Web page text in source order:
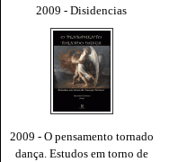
2009 - Disidencias
2009 - O pensamento tornado
dança. Estudos em torno de